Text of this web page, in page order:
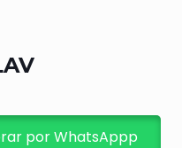
por WhatsAppp